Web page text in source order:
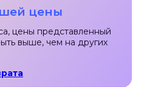
цены
цены представленный
выше, чем на других